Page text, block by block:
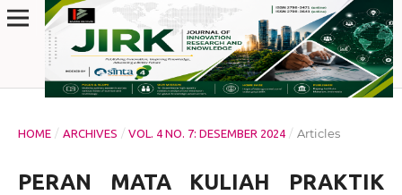
HOME / ARCHIVES / VOL. 4 NO. 7: DESEMBER 2024 / Articles
PERAN MATA KULIAH PRAKTIK